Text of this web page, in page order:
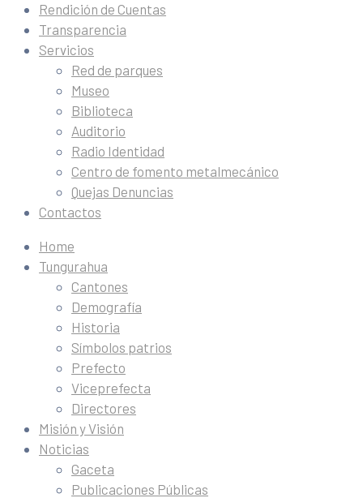
Rendición de Cuentas
Transparencia
Servicios
Red de parques
Museo
Biblioteca
Auditorio
Radio Identidad
Centro de fomento metalmecánico
Quejas Denuncias
Contactos
Home
Tungurahua
Cantones
Demografía
Historia
Símbolos patrios
Prefecto
Viceprefecta
Directores
Misión y Visión
Noticias
Gaceta
Publicaciones Públicas